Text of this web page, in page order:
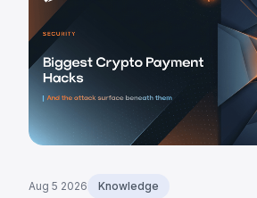
Aug 5 2026 Knowledge